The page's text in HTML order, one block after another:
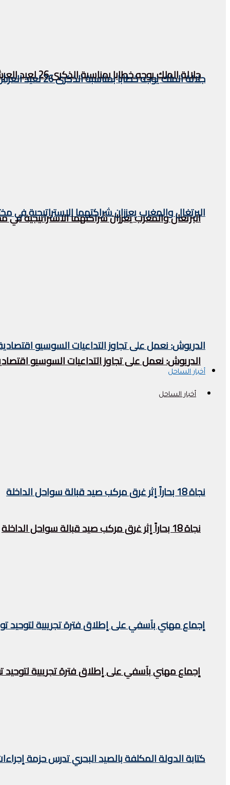
جلالة الملك يوجه خطابا بمناسبة الذكرى 26 لعيد العرش المجيد
البرتغال والمغرب يعززان شراكتهما الاستراتيجية في
الدريوش: نعمل على تجاوز التداعيات السوسيو
أخبار الساحل
نجاة 18 بحاراً إثر غرق مركب صيد قبالة سواحل الداخلة
إجماع مهني بآسفي على إطلاق فترة تجريبية
جلالة الملك يوجه خطابا بمناسبة الذكرى 26 لعيد العرش المجيد
البرتغال والمغرب يعززان شراكتهما الاستراتيجية في
الدريوش: نعمل على تجاوز التداعيات السوسيو
أخبار الساحل
نجاة 18 بحاراً إثر غرق مركب صيد قبالة سواحل الداخلة
إجماع مهني بآسفي على إطلاق فترة تجريبية
كتابة الدولة المكلفة بالصيد البحري تدرس حزمة